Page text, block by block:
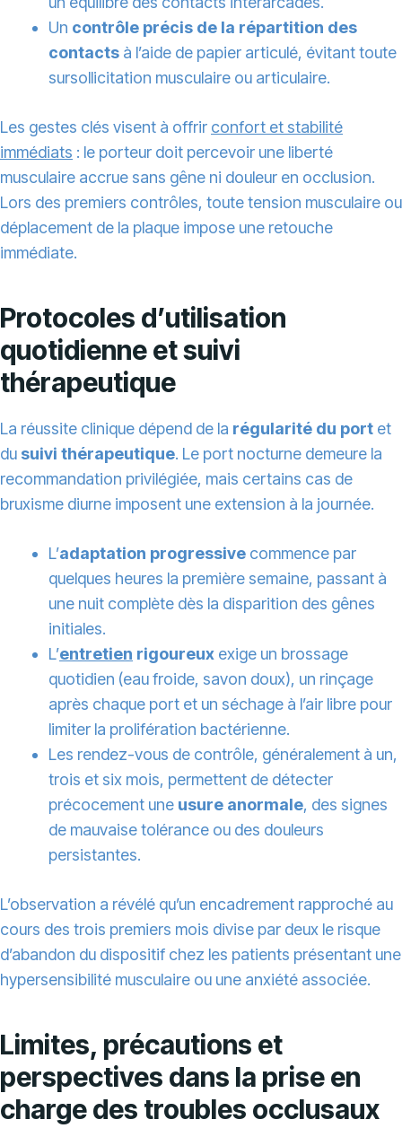
Un contrôle précis de la répartition des
contacts à l’aide de papier articulé, évitant toute
sursollicitation musculaire ou articulaire.
Les gestes clés visent à offrir confort et stabilité
immédiats : le porteur doit percevoir une liberté
musculaire accrue sans gêne ni douleur en occlusion.
Lors des premiers contrôles, toute tension musculaire ou
déplacement de la plaque impose une retouche
immédiate.
Protocoles d’utilisation
quotidienne et suivi
thérapeutique
La réussite clinique dépend de la régularité du port et
du suivi thérapeutique. Le port nocturne demeure la
recommandation privilégiée, mais certains cas de
bruxisme diurne imposent une extension à la journée.
L’adaptation progressive commence par
quelques heures la première semaine, passant à
une nuit complète dès la disparition des gênes
initiales.
L’entretien rigoureux exige un brossage
quotidien (eau froide, savon doux), un rinçage
après chaque port et un séchage à l’air libre pour
limiter la prolifération bactérienne.
Les rendez-vous de contrôle, généralement à un,
trois et six mois, permettent de détecter
précocement une usure anormale, des signes
de mauvaise tolérance ou des douleurs
persistantes.
L’observation a révélé qu’un encadrement rapproché au
cours des trois premiers mois divise par deux le risque
d’abandon du dispositif chez les patients présentant une
hypersensibilité musculaire ou une anxiété associée.
Limites, précautions et
perspectives dans la prise en
charge des troubles occlusaux